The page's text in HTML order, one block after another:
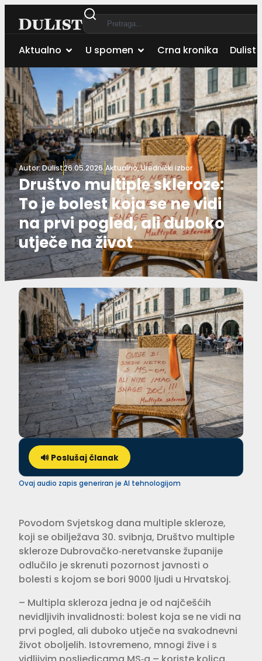
Aktualno U spomen Crna kronika Dulist
Autor:Dulist26.05.2026.Aktualno,Urednički izbor
Društvo multiple skleroze:
To je bolest koja se ne vidi
na prvi pogled, ali duboko
utječe na život
🔊 Poslušaj članak
Ovaj audio zapis generiran je AI tehnologijom
Povodom Svjetskog dana multiple skleroze,
koji se obilježava 30. svibnja, Društvo multiple
skleroze Dubrovačko‑neretvanske županije
odlučilo je skrenuti pozornost javnosti o
bolesti s kojom se bori 9000 ljudi u Hrvatskoj.
– Multipla skleroza jedna je od najčešćih
nevidljivih invalidnosti: bolest koja se ne vidi na
prvi pogled, ali duboko utječe na svakodnevni
život oboljelih. Istovremeno, mnogi žive i s